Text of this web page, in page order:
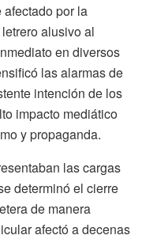
por la
alusivo al
en diversos
las alarmas de
intención de los
impacto mediático
y propaganda.
las cargas
determinó el cierre
de manera
afectó a decenas